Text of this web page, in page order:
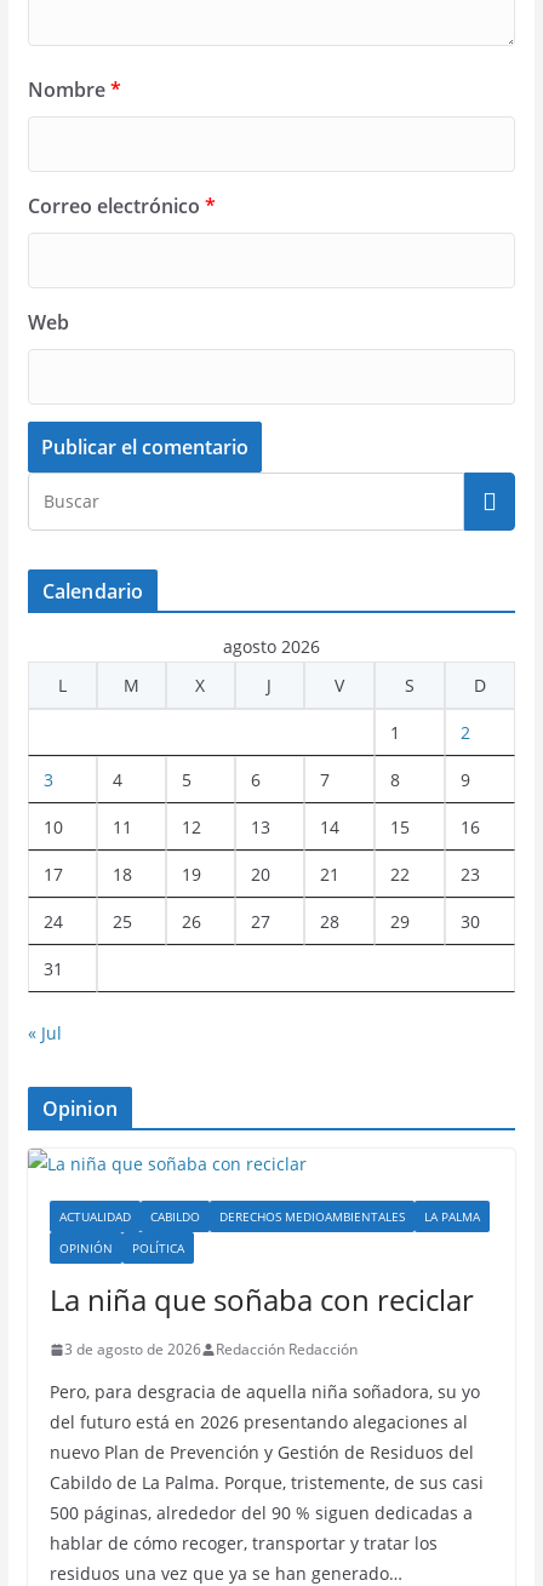
Nombre*
Correo electrónico *
Web
Calendario
agosto 2026
L
M X J V S D
1 2
3 4 5 6 7 8 9
10 11 12 13 14 15 16
17 18 19 20 21 22 23
24 25 26 27 28 29 30
31
« Jul
Opinion
ACTUALIDAD CABILDO DERECHOS MEDIOAMBIENTALES
LA PALMA
OPINIÓN
POLÍTICA
La niña que soñaba con reciclar
3 de agosto de 2026 Redacción Redacción
Pero, para desgracia de aquella niña soñadora, su yo
del futuro está en 2026 presentando alegaciones al
nuevo Plan de Prevención y Gestión de Residuos del
Cabildo de La Palma. Porque, tristemente, de sus casi
500 páginas, alrededor del 90 % siguen dedicadas a
hablar de cómo recoger, transportar y tratar los
residuos una vez que ya se han generado…